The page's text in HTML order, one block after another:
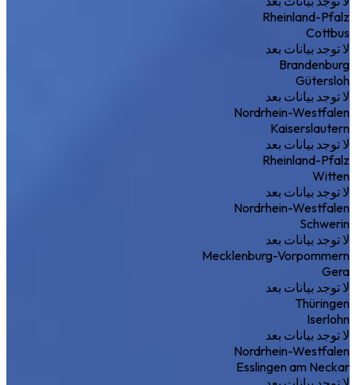
Rheinland-Pfalz
Cottbus
لا توجد بيانات بعد
Brandenburg
Gütersloh
لا توجد بيانات بعد
Nordrhein-Westfalen
Kaiserslautern
لا توجد بيانات بعد
Rheinland-Pfalz
Witten
لا توجد بيانات بعد
Nordrhein-Westfalen
Schwerin
لا توجد بيانات بعد
Mecklenburg-Vorpommern
Gera
لا توجد بيانات بعد
Thüringen
Iserlohn
لا توجد بيانات بعد
Nordrhein-Westfalen
Esslingen am Neckar